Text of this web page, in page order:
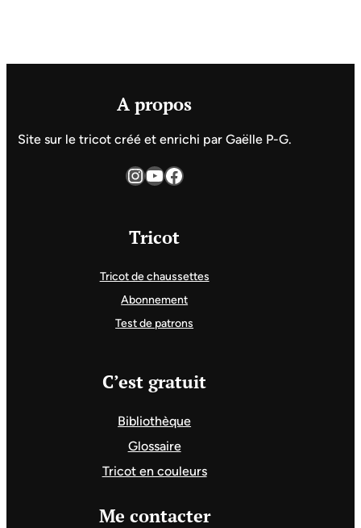
A propos
Site sur le tricot créé et enrichi par Gaëlle P-G.
InstagramYouTube Facebook
Tricot
Tricot de chaussettes
Abonnement
Test de patrons
C’est gratuit
Bibliothèque
Glossaire
Tricot en couleurs
Me contacter